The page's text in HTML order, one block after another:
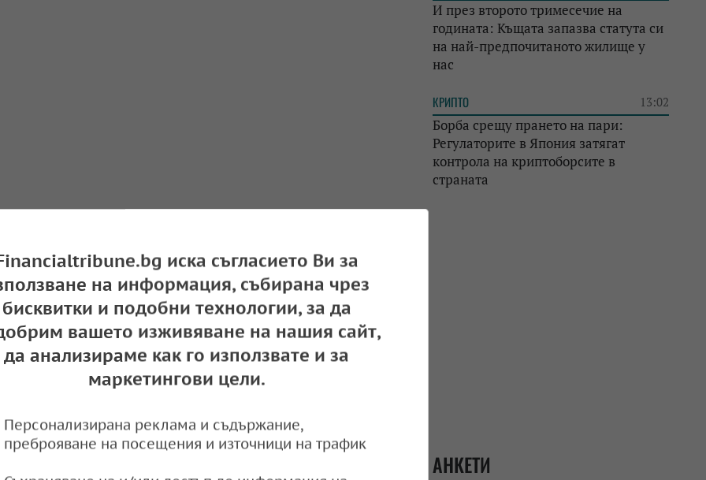
И през второто тримесечие на
годината: Къщата запазва статута си
на най-предпочитаното жилище у
нас
КРИПТО 13:02
Борба срещу прането на пари:
Регулаторите в Япония затягат
контрола на криптоборсите в
страната
АНКЕТИ
иска съгласието Ви за
на информация, събирана чрез
бисквитки и подобни технологии, за да
вашето изживяване на нашия сайт,
да анализираме как го използвате и за
маркетингови цели.
Персонализирана реклама и съдържание,
преброяване на посещения и източници на трафик